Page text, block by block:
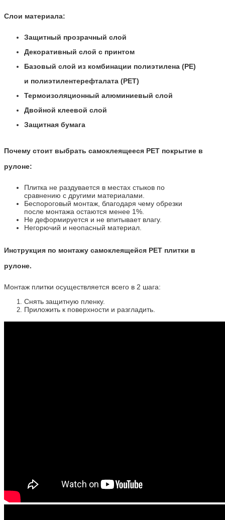
Слои материала:
Защитный прозрачный слой
Декоративный слой с принтом
Базовый слой из комбинации полиэтилена (PE)
и полиэтилентерефталата (PET)
Термоизоляционный алюминиевый слой
Двойной клеевой слой
Защитная бумага
Почему стоит выбрать самоклеящееся PET покрытие в
рулоне:
Плитка не раздувается в местах стыков по
сравнению с другими материалами.
Беспороговый монтаж, благодаря чему обрезки
после монтажа остаются менее 1%.
Не деформируется и не впитывает влагу.
Негорючий и неопасный материал.
Инструкция по монтажу самоклеящейся PET плитки в
рулоне.
Монтаж плитки осуществляется всего в 2 шага:
Снять защитную пленку.
Приложить к поверхности и разгладить.